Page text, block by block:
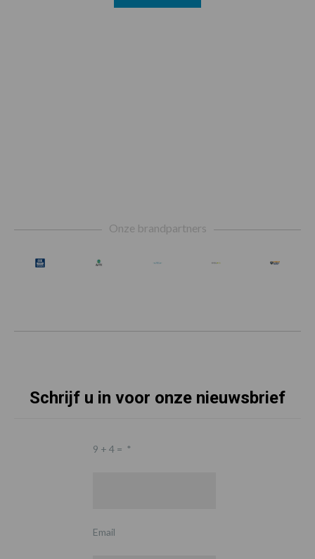
Onze brandpartners
Schrijf u in voor onze nieuwsbrief
9 + 4 = *
Email